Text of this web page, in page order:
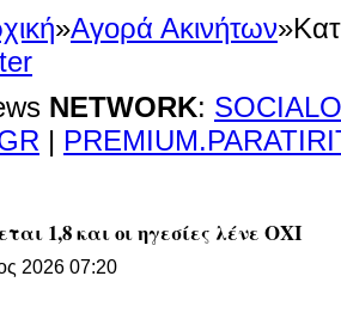
»Αγορά Ακινήτων»
NETWORK:
|
1,8 και οι ηγεσίες λένε ΟΧΙ
2026 07:20